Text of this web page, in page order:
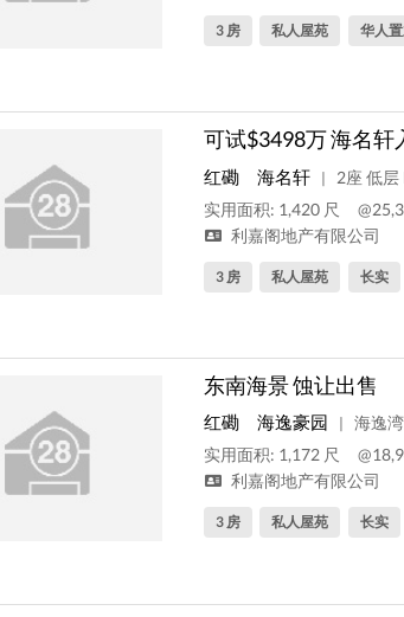
3 房 私人屋苑 华人
可试$3498万 海名轩
红磡 海名轩 |
2座 低层
实用面积: 1,420 尺
利嘉阁地产有限公司
3 房 私人屋苑 长实
东南海景 蚀让出售
红磡 海逸豪园 |
海逸
实用面积: 1,172 尺
利嘉阁地产有限公司
3 房 私人屋苑 长实